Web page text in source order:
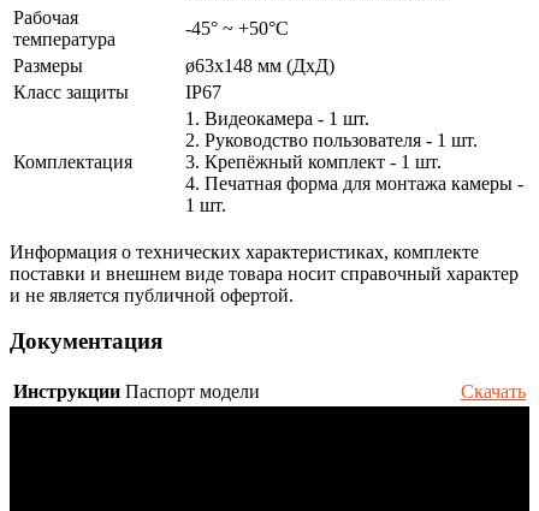
Рабочая
температура
-45° ~ +50°С
Размеры
ø63х148 мм (ДхД)
Класс защиты
IP67
Комплектация
1. Видеокамера - 1 шт.
2. Руководство пользователя - 1 шт.
3. Крепёжный комплект - 1 шт.
4. Печатная форма для монтажа камеры -
1 шт.
Информация о технических характеристиках, комплекте
поставки и внешнем виде товара носит справочный характер
и не является публичной офертой.
Документация
Инструкции Паспорт модели Скачать